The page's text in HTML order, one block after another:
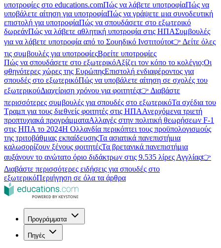
υποτροφίες στο educations.comΠώς να λάβετε υποτροφίαΠώς να
υποβάλετε αίτηση για υποτροφίαΠώς να γράψετε μια συνοδευτική
επιστολή για υποτροφίαΠώς να σπουδάσετε στο εξωτερικό
δωρεάνΠώς να λάβετε αθλητική υποτροφία στις ΗΠΑΣυμβουλές
για να λάβετε υποτροφία από το Σουηδικό Ινστιτούτο👉 Δείτε όλες
τις συμβουλές για υποτροφίεςΒρείτε υποτροφίες
Πώς να σπουδάσετε στο εξωτερικόΑξίζει τον κόπο το κολέγιο;Οι
φθηνότερες χώρες της ΕυρώπηςΕπιστολή ενδιαφέροντος για
σπουδές στο εξωτερικόΠώς να υποβάλετε αίτηση σε σχολές του
εξωτερικούΔιαχείριση χρόνου για φοιτητές👉 Διαβάστε
περισσότερες συμβουλές για σπουδές στο εξωτερικόΤα σχέδια του
Τραμπ για τους διεθνείς φοιτητές στις ΗΠΑΑνερχόμενα τριετή
προπτυχιακά προγράμματαΑλλαγές στην πολιτική θεωρήσεων F-1
στις ΗΠΑ το 2024Η Ολλανδία περικόπτει τους προϋπολογισμούς
της τριτοβάθμιας εκπαίδευσηςΤα ασιατικά πανεπιστήμια
καλωσορίζουν ξένους φοιτητέςΤα βρετανικά πανεπιστήμια
αυξάνουν το ανώτατο όριο διδάκτρων στις 9.535 λίρες Αγγλίας👉
Διαβάστε περισσότερες ειδήσεις για σπουδές στο
εξωτερικόΠεριήγηση σε όλα τα άρθρα
Προγράμματα
Πηγές